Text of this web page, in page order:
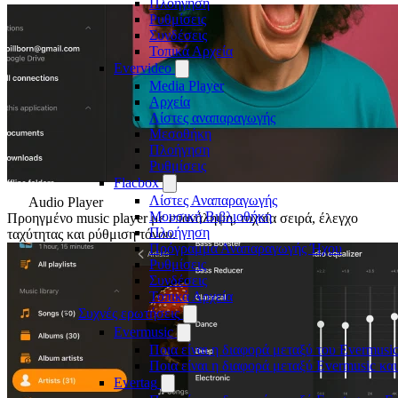
Πλοήγηση
Ρυθμίσεις
Συνδέσεις
Τοπικά Αρχεία
Evervideo
Media Player
Αρχεία
Λίστες αναπαραγωγής
Μεσοθήκη
Πλοήγηση
Ρυθμίσεις
Flacbox
Λίστες Αναπαραγωγής
Μουσική Βιβλιοθήκη
Πλοήγηση
Πρόγραμμα Αναπαραγωγής Ήχου
Ρυθμίσεις
Συνδέσεις
Τοπικά Αρχεία
Συχνές ερωτήσεις
Evermusic
Ποια είναι η διαφορά μεταξύ του
Ποια είναι η διαφορά μεταξύ Evermusic
Evertag
Audio Player
Προηγμένο music player με επανάληψη, τυχαία σειρά, έλεγχο
ταχύτητας και ρύθμιση τόνου.